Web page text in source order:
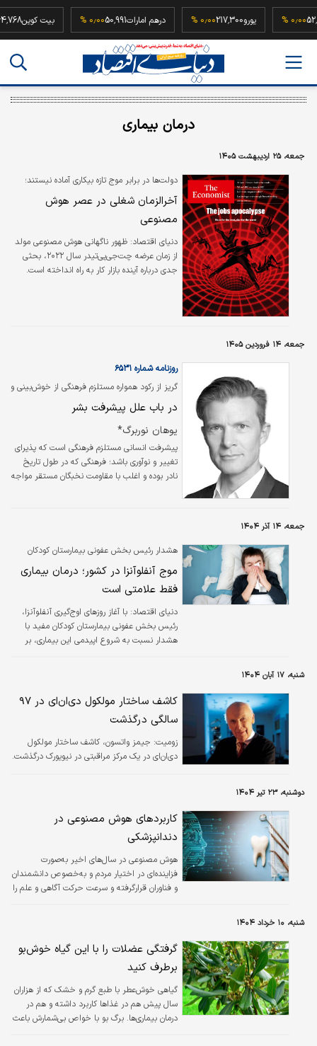
52,500,000 یورو217,300 درهم امارات50,991 بیت
درمان بیماری
جمعه، ۲۵ اردیبهشت ۱۴۰۵
دولت‌ها در برابر موج تازه بیکاری آماده نیستند؛
آخرالزمان شغلی در عصر هوش
مصنوعی
دنیای اقتصاد: ظهور ناگهانی هوش مصنوعی مولد
از زمان عرضه چت‌جی‌پی‌تیدر سال ۲۰۲۲، بحثی
جدی درباره آینده بازار کار به راه انداخته است.
جمعه، ۱۴ فروردین ۱۴۰۵
گریز از رکود همواره مستلزم فرهنگی از خوش‌بینی و
پیشرفت بوده است
روزنامه شماره ۶۵۳۱
در باب علل پیشرفت بشر
یوهان نوربرگ*
پیشرفت انسانی مستلزم فرهنگی است که پذیرای
تغییر و نوآوری باشد؛ فرهنگی که در طول تاریخ
نادر بوده و اغلب با مقاومت نخبگان مستقر مواجه
پیشرفت پایدار، حفظ فرهنگی از خوش‌بینی و
کند، نه اینکه آن را سرکوب نماید.
جمعه، ۱۴ آذر ۱۴۰۴
هشدار رئیس بخش عفونی بیمارستان کودکان
موج آنفلوآنزا در کشور؛ درمان بیماری
فقط علامتی است
دنیای اقتصاد: با آغاز روزهای اوج‌گیری آنفلوآنزا،
رئیس بخش عفونی بیمارستان کودکان مفید با
هشدار نسبت به شروع اپیدمی این بیماری، بر
شنبه، ۱۷ آبان ۱۴۰۴
کاشف ساختار مولکول دی‌ان‌ای در ۹۷
سالگی درگذشت
زومیت: ​جیمز واتسون، کاشف ساختار مولکول
دی‌ان‌ای در یک مرکز مراقبتی در نیویورک درگذشت.
دوشنبه، ۲۳ تیر ۱۴۰۴
کاربردهای هوش مصنوعی در
دندانپزشکی
هوش مصنوعی در سال‌های اخیر به‌صورت
فزاینده‌ای در اختیار مردم و به‌خصوص دانشمندان
و فناوران قرارگرفته و سرعت حرکت آگاهی و علم را
شنبه، ۱۰ خرداد ۱۴۰۴
گرفتگی عضلات را با این گیاه خوش‌بو
برطرف کنید
گیاهی خوش‌عطر با طبع گرم و خشک که از هزاران
سال پیش هم در غذاها کاربرد داشته و هم در
درمان بیماری‌ها. برگ بو با خواص بی‌شمارش باعث